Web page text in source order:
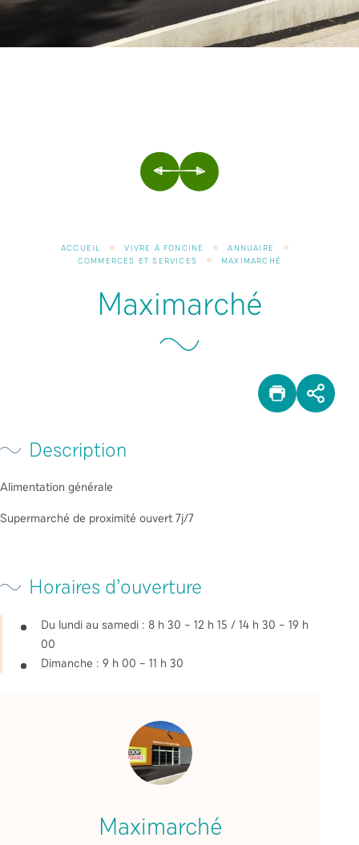
PRÉCÉDENTSUIVANT
ACCUEIL VIVRE À FONCINE
ANNUAIRE
COMMERCES ET SERVICES
MAXIMARCHÉ
Maximarché
Description
Alimentation générale
Supermarché de proximité ouvert 7j/7
Horaires d’ouverture
Du lundi au samedi : 8 h 30 – 12 h 15 / 14 h 30 – 19 h
00
Dimanche : 9 h 00 – 11 h 30
Maximarché